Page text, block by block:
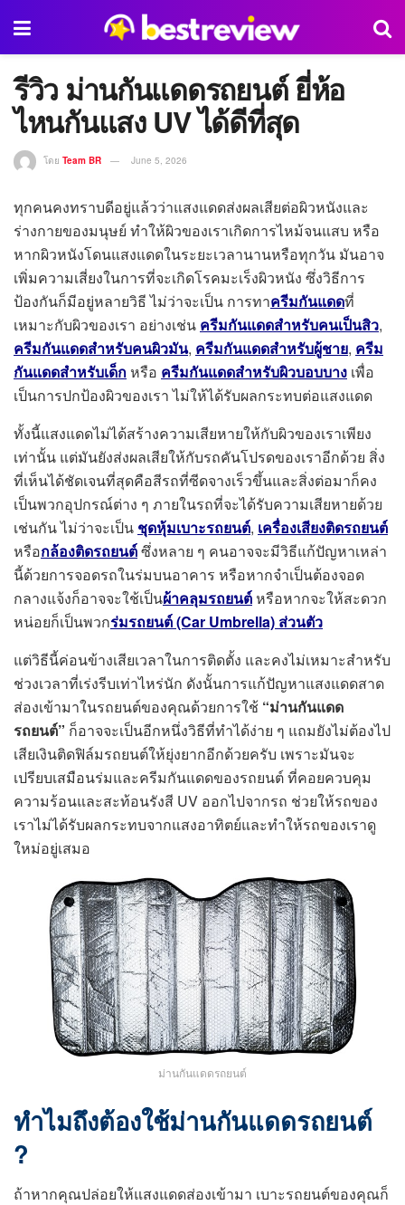
รีวิว ม่านกันแดดรถยนต์ ยี่ห้อ
ไหนกันแสง UV ได้ดีที่สุด
โดย Team BR June 5, 2026
ทุกคนคงทราบดีอยู่แล้วว่าแสงแดดส่งผลเสียต่อผิวหนังและ
ร่างกายของมนุษย์ ทำให้ผิวของเราเกิดการไหม้จนแสบ หรือ
หากผิวหนังโดนแสงแดดในระยะเวลานานหรือทุกวัน มันอาจ
เพิ่มความเสี่ยงในการที่จะเกิดโรคมะเร็งผิวหนัง ซึ่งวิธีการ
ป้องกันก็มีอยู่หลายวิธี ไม่ว่าจะเป็น การทาครีมกันแดดที่
เหมาะกับผิวของเรา อย่างเช่น ครีมกันแดดสำหรับคนเป็นสิว,
ครีมกันแดดสำหรับคนผิวมัน, ครีมกันแดดสำหรับผู้ชาย, ครีม
กันแดดสำหรับเด็กหรือ ครีมกันแดดสำหรับผิวบอบบาง เพื่อ
เป็นการปกป้องผิวของเรา ไม่ให้ได้รับผลกระทบต่อแสงแดด
ทั้งนี้แสงแดดไม่ได้สร้างความเสียหายให้กับผิวของเราเพียง
เท่านั้น แต่มันยังส่งผลเสียให้กับรถคันโปรดของเราอีกด้วย สิ่ง
ที่เห็นได้ชัดเจนที่สุดคือสีรถที่ซีดจางเร็วขึ้นและสิ่งต่อมาก็คง
เป็นพวกอุปกรณ์ต่าง ๆ ภายในรถที่จะได้รับความเสียหายด้วย
เช่นกัน ไม่ว่าจะเป็น ชุดหุ้มเบาะรถยนต์, เครื่องเสียงติดรถยนต์
หรือกล้องติดรถยนต์ซึ่งหลาย ๆ คนอาจจะมีวิธีแก้ปัญหาเหล่า
นี้ด้วยการจอดรถในร่มบนอาคาร หรือหากจำเป็นต้องจอด
กลางแจ้งก็อาจจะใช้เป็นผ้าคลุมรถยนต์หรือหากจะให้สะดวก
หน่อยก็เป็นพวกร่มรถยนต์ (Car Umbrella) ส่วนตัว
แต่วิธีนี้ค่อนข้างเสียเวลาในการติดตั้ง และคงไม่เหมาะสำหรับ
ช่วงเวลาที่เร่งรีบเท่าไหร่นัก ดังนั้นการแก้ปัญหาแสงแดดสาด
ส่องเข้ามาในรถยนต์ของคุณด้วยการใช้ “ม่านกันแดด
รถยนต์” ก็อาจจะเป็นอีกหนึ่งวิธีที่ทำได้ง่าย ๆ แถมยังไม่ต้องไป
เสียเงินติดฟิล์มรถยนต์ให้ยุ่งยากอีกด้วยครับ เพราะมันจะ
เปรียบเสมือนร่มและครีมกันแดดของรถยนต์ ที่คอยควบคุม
ความร้อนและสะท้อนรังสี UV ออกไปจากรถ ช่วยให้รถของ
เราไม่ได้รับผลกระทบจากแสงอาทิตย์และทำให้รถของเราดู
ใหม่อยู่เสมอ
ม่านกันแดดรถยนต์
ทำไมถึงต้องใช้ม่านกันแดดรถยนต์
?
ถ้าหากคุณปล่อยให้แสงแดดส่องเข้ามา เบาะรถยนต์ของคุณก็